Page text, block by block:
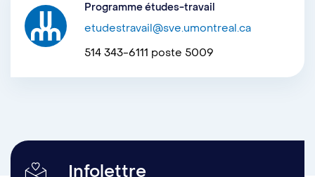
Programme études-travail
etudestravail@sve.umontreal.ca
514 343-6111 poste 5009
Infolettre